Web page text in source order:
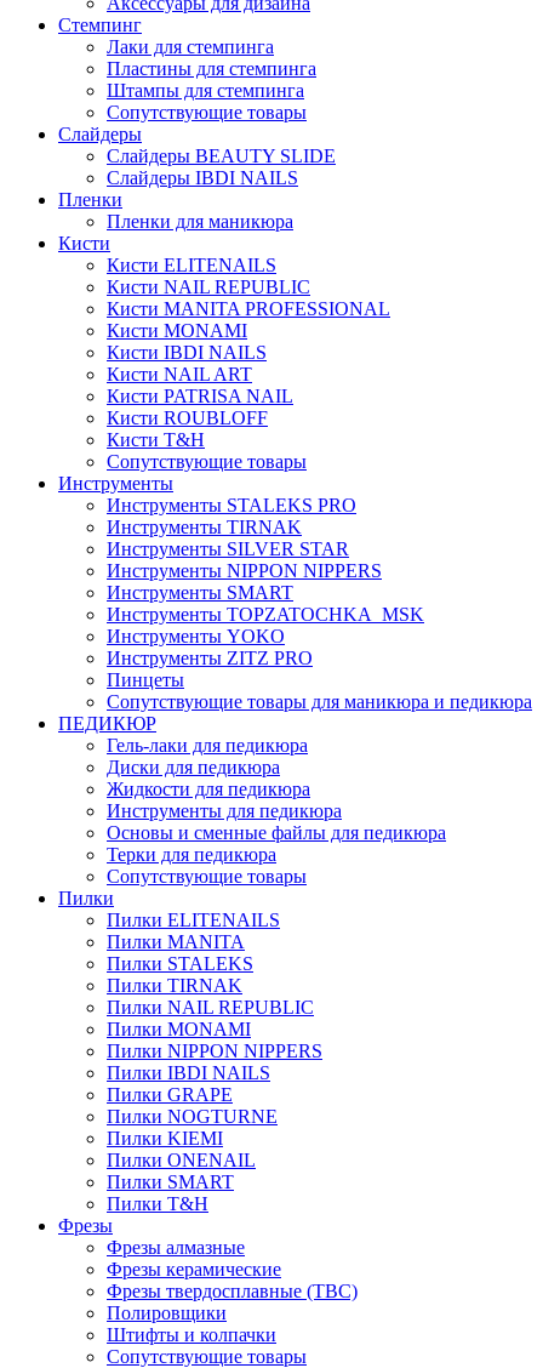
Стемпинг
Лаки для стемпинга
Пластины для стемпинга
Штампы для стемпинга
Сопутствующие товары
Слайдеры
Слайдеры BEAUTY SLIDE
Слайдеры IBDI NAILS
Пленки
Пленки для маникюра
Кисти
Кисти ELITENAILS
Кисти NAIL REPUBLIC
Кисти MANITA PROFESSIONAL
Кисти MONAMI
Кисти IBDI NAILS
Кисти NAIL ART
Кисти PATRISA NAIL
Кисти ROUBLOFF
Кисти T&H
Сопутствующие товары
Инструменты
Инструменты STALEKS PRO
Инструменты TIRNAK
Инструменты SILVER STAR
Инструменты NIPPON NIPPERS
Инструменты SMART
Инструменты TOPZATOCHKA_MSK
Инструменты YOKO
Инструменты ZITZ PRO
Пинцеты
Сопутствующие товары для маникюра и педикюра
ПЕДИКЮР
Гель-лаки для педикюра
Диски для педикюра
Жидкости для педикюра
Инструменты для педикюра
Основы и сменные файлы для педикюра
Терки для педикюра
Сопутствующие товары
Пилки
Пилки ELITENAILS
Пилки MANITA
Пилки STALEKS
Пилки TIRNAK
Пилки NAIL REPUBLIC
Пилки MONAMI
Пилки NIPPON NIPPERS
Пилки IBDI NAILS
Пилки GRAPE
Пилки NOGTURNE
Пилки KIEMI
Пилки ONENAIL
Пилки SMART
Пилки T&H
Фрезы
Фрезы алмазные
Фрезы керамические
Фрезы твердосплавные (ТВС)
Полировщики
Штифты и колпачки
Сопутствующие товары